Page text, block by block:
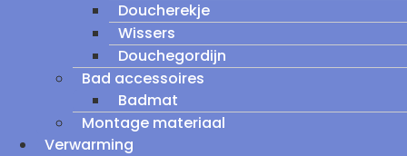
Doucherekje
Wissers
Douchegordijn
Bad accessoires
Badmat
Montage materiaal
Verwarming